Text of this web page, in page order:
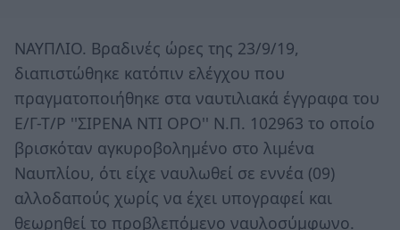
ΝΑΥΠΛΙΟ. Βραδινές ώρες της 23/9/19,
διαπιστώθηκε κατόπιν ελέγχου που
πραγματοποιήθηκε στα ναυτιλιακά έγγραφα του
Ε/Γ-Τ/Ρ ''ΣΙΡΕΝΑ ΝΤΙ ΟΡΟ'' Ν.Π. 102963 το οποίο
βρισκόταν αγκυροβολημένο στο λιμένα
Ναυπλίου, ότι είχε ναυλωθεί σε εννέα (09)
αλλοδαπούς χωρίς να έχει υπογραφεί και
θεωρηθεί το προβλεπόμενο ναυλοσύμφωνο.